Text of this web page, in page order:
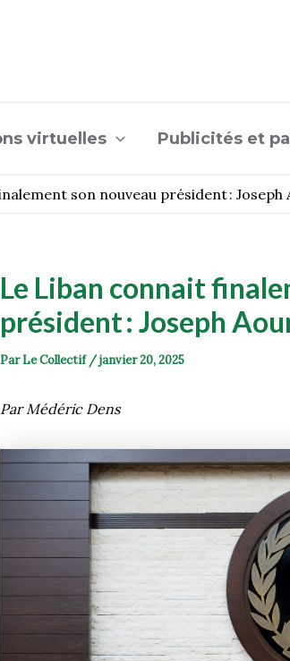
virtuelles Publicités et
son nouveau président : Joseph
Le Liban connait
président : Joseph
ParLe Collectif /janvier 20, 2025
Par Médéric Dens